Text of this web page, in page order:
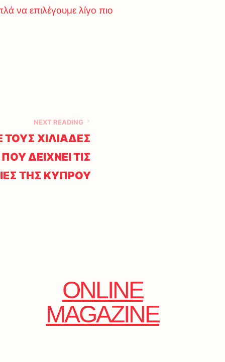
να επιλέγουμε λίγο πιο
NEXT READING
ΧΙΛΙΑΔΕΣ
ΠΟΥ ΔΕΙΧΝΕΙ ΤΙΣ
ΤΗΣ ΚΥΠΡΟΥ
ONLINE
MAGAZINE